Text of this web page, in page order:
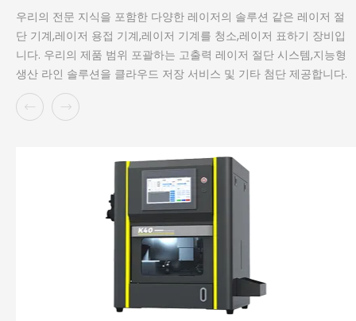
우리의 전문 지식을 포함한 다양한 레이저의 솔루션 같은 레이저 절
단 기계,레이저 용접 기계,레이저 기계를 청소,레이저 표하기 장비입
니다. 우리의 제품 범위 포괄하는 고출력 레이저 절단 시스템,지능형
생산 라인 솔루션을 클라우드 저장 서비스 및 기타 첨단 제공합니다.